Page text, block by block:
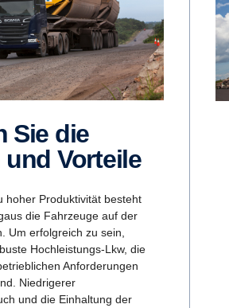
Vorteile
hoher Produktivität besteht
die Fahrzeuge auf der
Um erfolgreich zu sein,
Hochleistungs-Lkw, die
Anforderungen
Niedrigerer
und die Einhaltung der